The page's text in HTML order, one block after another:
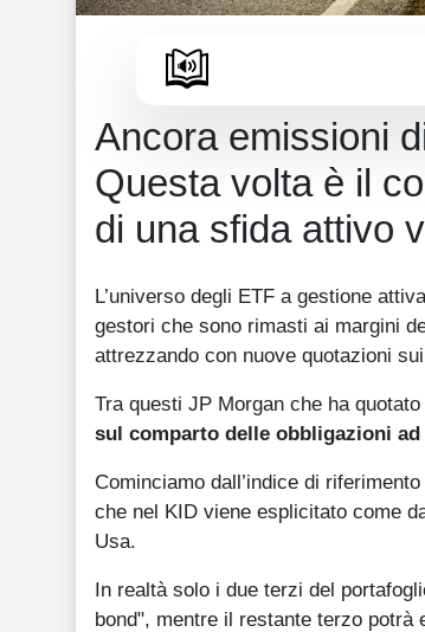
Ancora emissioni
Questa volta è il
di una sfida attivo
L’universo degli ETF a gestione
gestori che sono rimasti ai margini
attrezzando con nuove quotazioni
Tra questi JP Morgan che ha
sul comparto delle obbligazioni
Cominciamo dall’indice di
che nel KID viene esplicitato come
Usa.
In realtà solo i due terzi del
bond", mentre il restante terzo potrà